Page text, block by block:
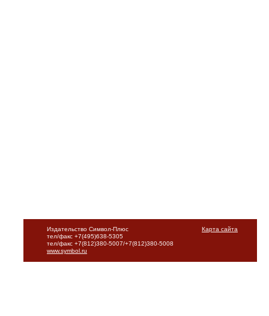
Карта сайта
Издательство Символ-Плюс
тел/факс +7(495)638-5305
тел/факс +7(812)380-5007/+7(812)380-5008
www.symbol.ru